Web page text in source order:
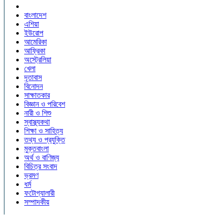
বাংলাদেশ
এশিয়া
ইউরোপ
আমেরিকা
আফ্রিকা
অস্ট্রেলিয়া
খেলা
দূতাবাস
বিনোদন
সাক্ষাতকার
বিজ্ঞান ও পরিবেশ
নারী ও শিশু
স্বাস্থ্যকথা
শিক্ষা ও সাহিত্য
তথ্য ও প্রযুক্তি
মুক্তবাংলা
অর্থ ও বাণিজ্য
বিচিত্র সংবাদ
ভ্রমণ
ধর্ম
ফটোগ্যালারী
সম্পাদকীয়